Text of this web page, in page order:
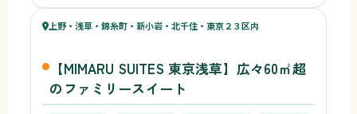
52ベビー
上野・浅草・錦糸町・新小岩・北千住・東京２３区内
【MIMARU SUITES 東京浅草】広々60㎡超
のファミリースイート